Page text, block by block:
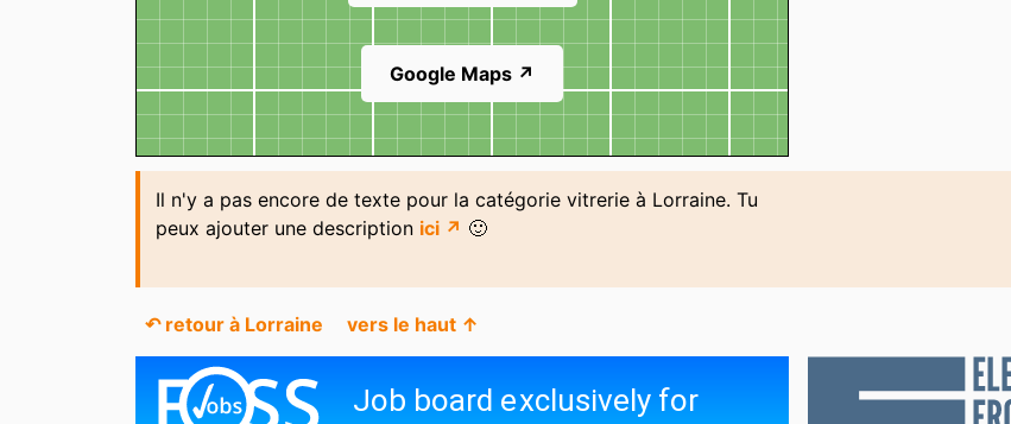
Google Maps ↗
Il n'y a pas encore de texte pour la catégorie vitrerie à Lorraine. Tu
peux ajouter une description ici ↗ 🙂
↶ retour à Lorraine vers le haut ↑